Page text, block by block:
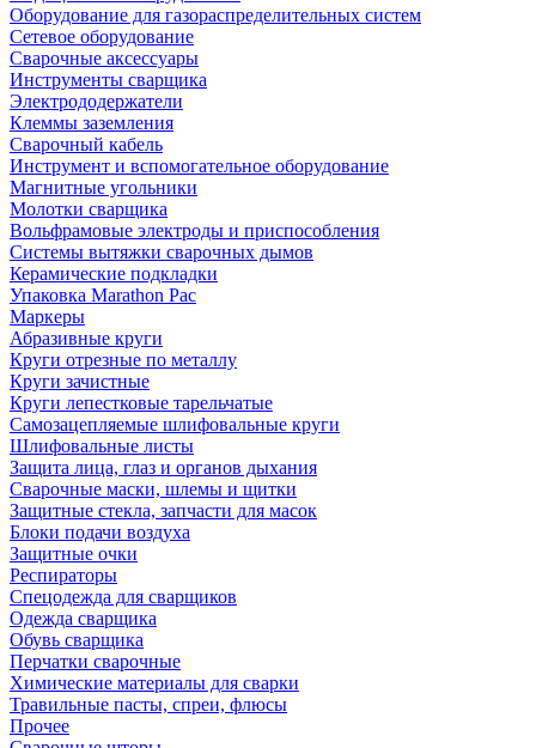
Оборудование для газораспределительных систем
Сетевое оборудование
Сварочные аксессуары
Инструменты сварщика
Электрододержатели
Клеммы заземления
Сварочный кабель
Инструмент и вспомогательное оборудование
Магнитные угольники
Молотки сварщика
Вольфрамовые электроды и приспособления
Системы вытяжки сварочных дымов
Керамические подкладки
Упаковка Marathon Pac
Маркеры
Абразивные круги
Круги отрезные по металлу
Круги зачистные
Круги лепестковые тарельчатые
Самозацепляемые шлифовальные круги
Шлифовальные листы
Защита лица, глаз и органов дыхания
Сварочные маски, шлемы и щитки
Защитные стекла, запчасти для масок
Блоки подачи воздуха
Защитные очки
Респираторы
Спецодежда для сварщиков
Одежда сварщика
Обувь сварщика
Перчатки сварочные
Химические материалы для сварки
Травильные пасты, спреи, флюсы
Прочее